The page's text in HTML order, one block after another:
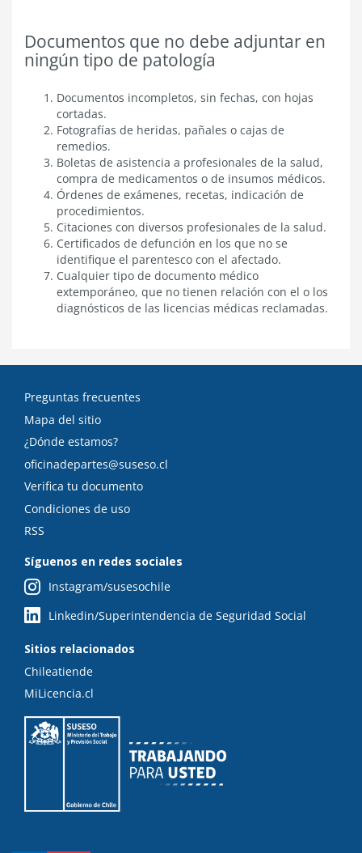
Documentos que no debe adjuntar en
ningún tipo de patología
Documentos incompletos, sin fechas, con hojas
cortadas.
Fotografías de heridas, pañales o cajas de
remedios.
Boletas de asistencia a profesionales de la salud,
compra de medicamentos o de insumos médicos.
Órdenes de exámenes, recetas, indicación de
procedimientos.
Citaciones con diversos profesionales de la salud.
Certificados de defunción en los que no se
identifique el parentesco con el afectado.
Cualquier tipo de documento médico
extemporáneo, que no tienen relación con el o los
diagnósticos de las licencias médicas reclamadas.
Preguntas frecuentes
Mapa del sitio
¿Dónde estamos?
oficinadepartes@suseso.cl
Verifica tu documento
Condiciones de uso
RSS
Síguenos en redes sociales
Instagram/susesochile
Linkedin/Superintendencia de Seguridad Social
Sitios relacionados
Chileatiende
MiLicencia.cl